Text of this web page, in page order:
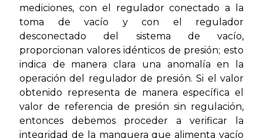
mediciones, con el regulador conectado a la
toma de vacío y con el regulador
desconectado del sistema de vacío,
proporcionan valores idénticos de presión; esto
indica de manera clara una anomalía en la
operación del regulador de presión. Si el valor
obtenido representa de manera específica el
valor de referencia de presión sin regulación,
entonces debemos proceder a verificar la
integridad de la manguera que alimenta vacío